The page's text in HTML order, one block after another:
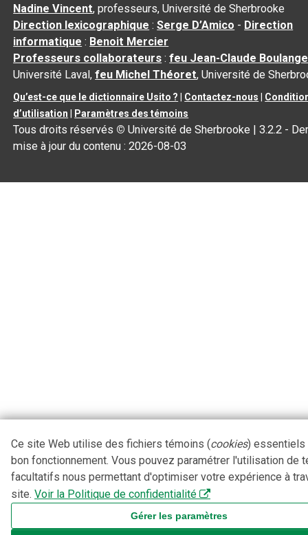
Nadine Vincent, professeurs, Université de Sherbrooke
Direction lexicographique :Serge D’Amico - Direction
informatique : Benoit Mercier
Professeurs collaborateurs :feu Jean-Claude
Université Laval,feu Michel Théoret, Université de
Qu’est-ce que le dictionnaire Usito ? Contactez-nous
d’utilisation
Paramètres des témoins
Tous droits réservés © Université de Sherbrooke |3.2.2 -
mise à jour du contenu :2026-08-03
Ce site Web utilise des fichiers témoins (cookies) essentiels
bon fonctionnement. Vous pouvez paramétrer l'utilisation de
facultatifs nous permettant d'optimiser votre expérience à
site. Voir la Politique de confidentialité
Gérer les paramètres